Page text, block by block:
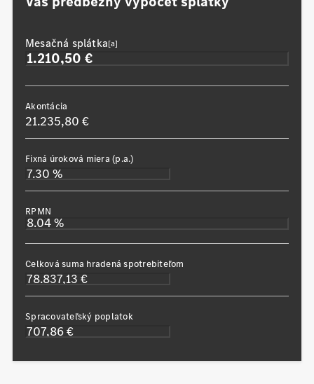
Mesačná splátka[a]
Akontácia
21.235,80 €
Fixná úroková miera (p.a.)
RPMN
Celková suma hradená spotrebiteľom
Spracovateľský poplatok